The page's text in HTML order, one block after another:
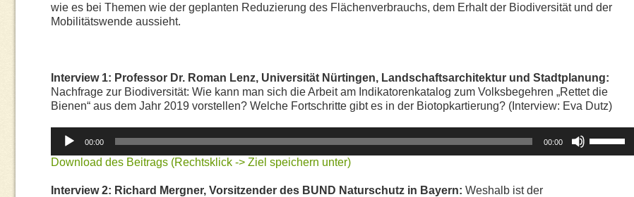
wie es bei Themen wie der geplanten Reduzierung des Flächenverbrauchs, dem Erhalt der Biodiversität und der
Mobilitätswende aussieht.
Interview 1: Professor Dr. Roman Lenz, Universität Nürtingen, Landschaftsarchitektur und Stadtplanung:
Nachfrage zur Biodiversität: Wie kann man sich die Arbeit am Indikatorenkatalog zum Volksbegehren „Rettet die
Bienen“ aus dem Jahr 2019 vorstellen? Welche Fortschritte gibt es in der Biotopkartierung? (Interview: Eva Dutz)
Audio-
Player
00:00 00:00
Hoch/Runter
Download des Beitrags (Rechtsklick -> Ziel speichern unter)
Interview 2: Richard Mergner, Vorsitzender des BUND Naturschutz in Bayern: Weshalb ist der